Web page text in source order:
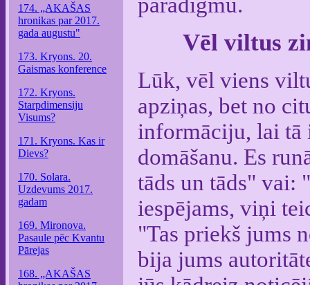
174. „AKAŠAS
hronikas par 2017.
gada augustu"
173. Kryons. 20.
Gaismas konference
172. Kryons.
Starpdimensiju
Visums?
171. Kryons. Kas ir
Dievs?
170. Solara.
Uzdevums 2017.
gadam
169. Mironova.
Pasaule pēc Kvantu
Pārejas
168. „AKAŠAS
Vēl viltus
Lūk, vēl viens
apziņas, bet no
informāciju, lai tā
domāšanu. Es
tāds un tāds" vai:
iespējams, viņi
"Tas priekš jums
bija jums